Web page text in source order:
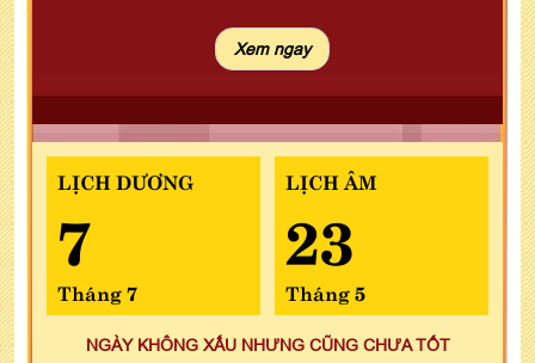
LỊCH DƯƠNG
7
Tháng 7
LỊCH ÂM
23
Tháng 5
NGÀY KHÔNG XẤU NHƯNG CŨNG CHƯA TỐT